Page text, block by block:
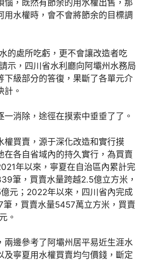
惱，既然有節余的用水權出售，那
用水權時，會不會將節余的目標調
的處所吃虧，更不會讓改造者吃
示，四川省水利廳向阿壩州水務局
下級部分的答復，果斷了各單元介
計。
一消除，途徑在摸索中垂垂了了。
權買賣，源于深化改造和實行摸
在各自省域內的持久實行，為買賣
年以來，寧夏在自治區內累計完
筆，買賣水量跨越2.5億立方米，
元；2022年以來，四川省內完成
筆，買賣水量5457萬立方米，買賣
。
兩邊參考了阿壩州居平易近生涯水
及寧夏用水權買賣均勻價錢，斷定